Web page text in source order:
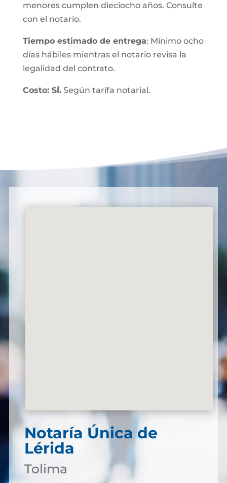
menores cumplen dieciocho años. Consulte
con el notario.
Tiempo estimado de entrega: Mínimo ocho
días hábiles mientras el notario revisa la
legalidad del contrato.
Costo: SÍ.Según tarifa notarial.
Notaría Única de
Lérida
Tolima